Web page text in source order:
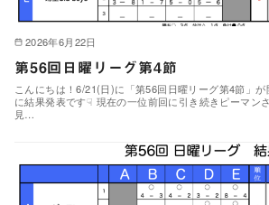
2026年6月22日
第56回日曜リーグ第4節
こんにちは！6/21(日)に「第56回日曜リーグ第4節」
に結果発表です☟ 現在の一位前回に引き続きピーマン
見…